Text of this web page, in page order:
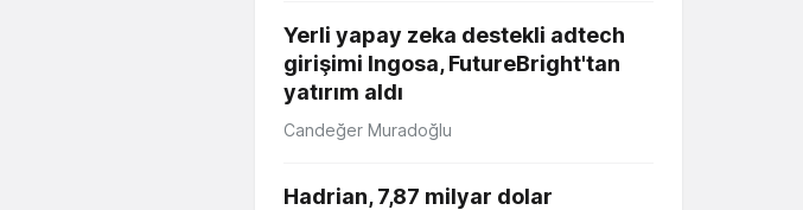
Yerli yapay zeka destekli adtech
girişimi Ingosa, FutureBright'tan
yatırım aldı
Candeğer Muradoğlu
Hadrian, 7,87 milyar dolar